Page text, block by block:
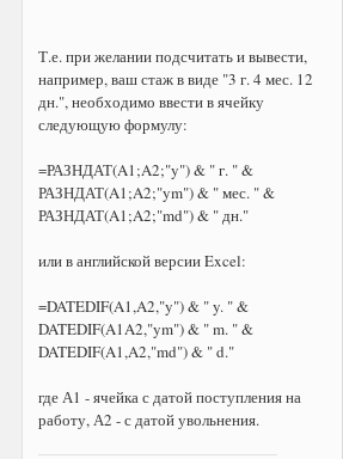
Т.е. при желании подсчитать и вывести,
например, ваш стаж в виде "3 г. 4 мес. 12
дн.", необходимо ввести в ячейку
следующую формулу:
=РАЗНДАТ(A1;A2;"y") & " г. " &
РАЗНДАТ(A1;A2;"ym") & " мес. " &
РАЗНДАТ(A1;A2;"md") & " дн."
или в английской версии Excel:
=DATEDIF(A1,A2,"y") & " y. " &
DATEDIF(A1A2,"ym") & " m. " &
DATEDIF(A1,A2,"md") & " d."
где А1 - ячейка с датой поступления на
работу, А2 - с датой увольнения.